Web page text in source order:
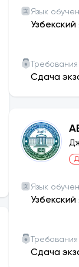
122
секций на
полностью
В
Спальня
Язык
Узбекский
Требования
Сдача
Язык
Узбекский
Требования
Сдача